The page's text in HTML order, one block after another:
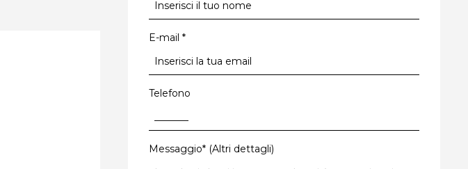
E-mail *
Telefono
Messaggio* (Altri dettagli)